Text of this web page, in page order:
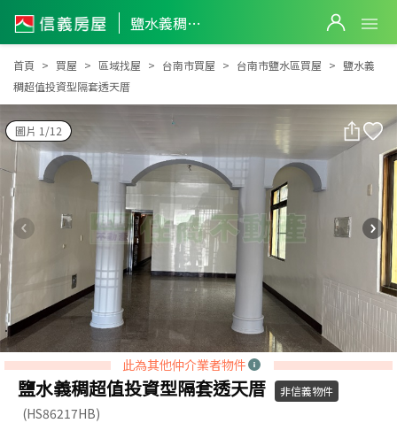
鹽水義稠超值投資型隔套透天厝
鹽水義稠超值投資型隔套透天厝
首頁 買屋 區域找屋 台南市買屋 台南市鹽水區買屋
鹽水義
稠超值投資型隔套透天厝
圖片 1/12
此為其他仲介業者物件
鹽水義稠超值投資型隔套透天厝 非信義物件
(HS86217HB)